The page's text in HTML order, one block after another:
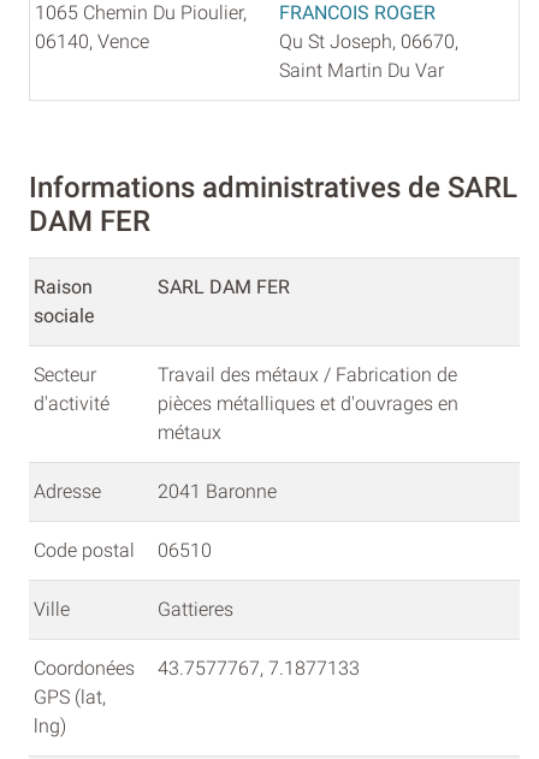
1065 Chemin Du Pioulier,
06140, Vence
FRANCOIS ROGER
Qu St Joseph, 06670,
Saint Martin Du Var
Informations administratives de SARL
DAM FER
Raison
sociale
SARL DAM FER
Secteur
d'activité
Travail des métaux / Fabrication de
pièces métalliques et d'ouvrages en
métaux
Adresse 2041 Baronne
Code postal 06510
Ville Gattieres
Coordonées
GPS (lat,
lng)
43.7577767, 7.1877133